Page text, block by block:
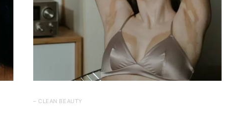
– CLEAN BEAUTY